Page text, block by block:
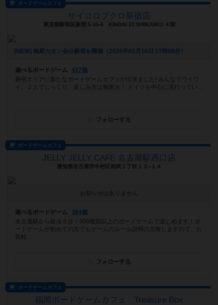
ボードゲームカフェ
サイコロブクロ新宿店
東京都新宿区新宿 5-10-6 KINDAI 22 SHINJUKU ４階
[NEW] 相席カタン会@新宿を開催（2026年01月18日 17時08分）
遊べるボードゲーム
427個
新宿エリアに新たなボードゲームカフェが出来ました! みんなでワイワ
イ、２人でじっくり、楽しみ方は無限大！ ドイツを中心に流行ってい...
フォローする
ボードゲームカフェ
JELLY JELLY CAFE 名古屋駅西口店
愛知県名古屋市中村区則武１丁目１３−１４
お知らせはありません
遊べるボードゲーム
364個
名古屋駅から徒歩５分！300種類以上のボードゲームで楽しめます！ボ
ードゲームが初めての方でもゲームのルール説明の方致しますので、お
気軽...
フォローする
ボードゲームカフェ
福岡ボードゲームカフェ Treasure Box